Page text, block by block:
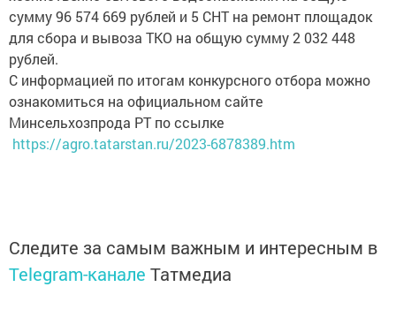
сумму 96 574 669 рублей и 5 СНТ на ремонт площадок
для сбора и вывоза ТКО на общую сумму 2 032 448
рублей.
С информацией по итогам конкурсного отбора можно
ознакомиться на официальном сайте
Минсельхозпрода РТ по ссылке
https://agro.tatarstan.ru/2023-6878389.htm
Следите за самым важным и интересным в
Telegram-канале Татмедиа